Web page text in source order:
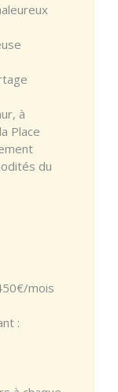
à
Place
du
mois
: